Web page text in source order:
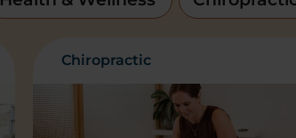
Chiropractic